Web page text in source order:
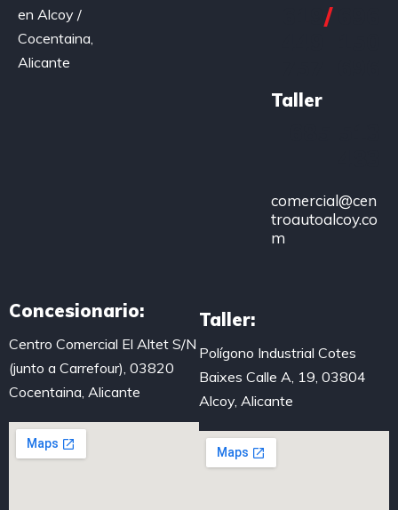
en Alcoy /
Cocentaina,
Alicante
/
Taller
comercial@cen
troautoalcoy.co
m
Concesionario:
Centro Comercial El Altet S/N
(junto a Carrefour), 03820
Cocentaina, Alicante
Taller:
Polígono Industrial Cotes
Baixes Calle A, 19, 03804
Alcoy, Alicante